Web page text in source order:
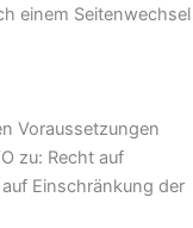
einem Seitenwechsel
Voraussetzungen
zu: Recht auf
Einschränkung der